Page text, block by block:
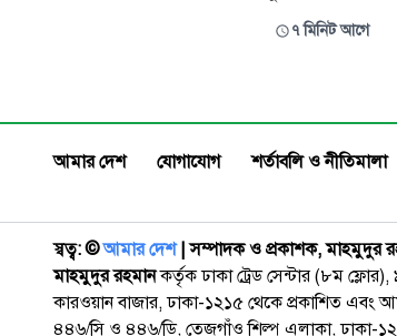
স্টেট’সহ নানা তত্ত্বের ঘোরপাকে থাকবে বলে
৭ মিনিট আগে
আমার দেশ যোগাযোগ শর্তাবলি ও নীতিমালা
স্বত্ব: ©️আমার দেশ| সম্পাদক ও প্রকাশক, মাহমুদুর
মাহমুদুর রহমানকর্তৃক ঢাকা ট্রেড সেন্টার (৮ম
কারওয়ান বাজার, ঢাকা-১২১৫ থেকে প্রকাশিত এবং
৪৪৬/সি ও ৪৪৬/ডি, তেজগাঁও শিল্প এলাকা, ঢাকা-